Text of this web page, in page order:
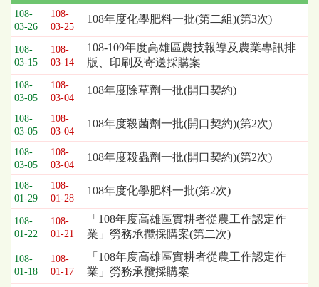
招
標
採
購
列
表，
欄
位
依
序
為：
開
標
日
期、
截
標
日
期、
108-
03-26
108-
03-25
108年度化學肥料一批(第二組)(第3次)
108-
03-15
108-
03-14
108-109年度高雄區農技報導及農業專訊排
版、印刷及寄送採購案
108-
03-05
108-
03-04
108年度除草劑一批(開口契約)
108-
03-05
108-
03-04
108年度殺菌劑一批(開口契約)(第2次)
108-
03-05
108-
03-04
108年度殺蟲劑一批(開口契約)(第2次)
108-
01-29
108-
01-28
108年度化學肥料一批(第2次)
108-
01-22
108-
01-21
「108年度高雄區實耕者從農工作認定作
業」勞務承攬採購案(第二次)
108-
01-18
108-
01-17
「108年度高雄區實耕者從農工作認定作
業」勞務承攬採購案